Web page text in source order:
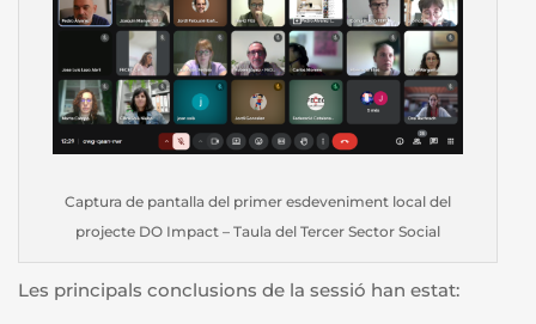
Captura de pantalla del primer esdeveniment local del
projecte DO Impact – Taula del Tercer Sector Social
Les principals conclusions de la sessió han estat: